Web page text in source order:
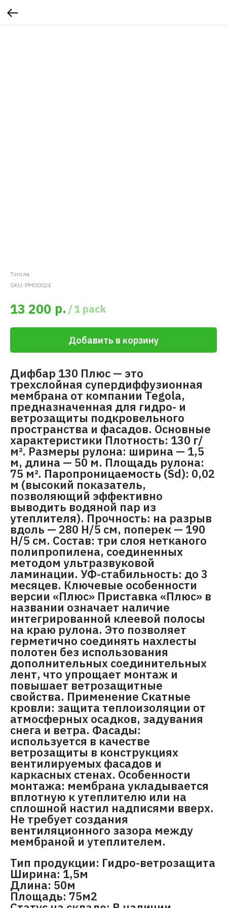
Тэгола
SKU: PM00024
13 200 р. /1 pack
Добавить в корзину
Дифбар 130 Плюс — это
трехслойная супердиффузионная
мембрана от компании Tegola,
предназначенная для гидро- и
ветрозащиты подкровельного
пространства и фасадов. Основные
характеристики Плотность: 130 г/
м². Размеры рулона: ширина — 1,5
м, длина — 50 м. Площадь рулона:
75 м². Паропроницаемость (Sd): 0,02
м (высокий показатель,
позволяющий эффективно
выводить водяной пар из
утеплителя). Прочность: на разрыв
вдоль — 280 Н/5 см, поперек — 190
Н/5 см. Состав: три слоя нетканого
полипропилена, соединенных
методом ультразвуковой
ламинации. УФ-стабильность: до 3
месяцев. Ключевые особенности
версии «Плюс» Приставка «Плюс» в
названии означает наличие
интегрированной клеевой полосы
на краю рулона. Это позволяет
герметично соединять нахлесты
полотен без использования
дополнительных соединительных
лент, что упрощает монтаж и
повышает ветрозащитные
свойства. Применение Скатные
кровли: защита теплоизоляции от
атмосферных осадков, задувания
снега и ветра. Фасады:
используется в качестве
ветрозащиты в конструкциях
вентилируемых фасадов и
каркасных стенах. Особенности
монтажа: мембрана укладывается
вплотную к утеплителю или на
сплошной настил надписями вверх.
Не требует создания
вентиляционного зазора между
мембраной и утеплителем.
Тип продукции: Гидро-ветрозащита
Ширина: 1,5м
Длина: 50м
Площадь: 75м2